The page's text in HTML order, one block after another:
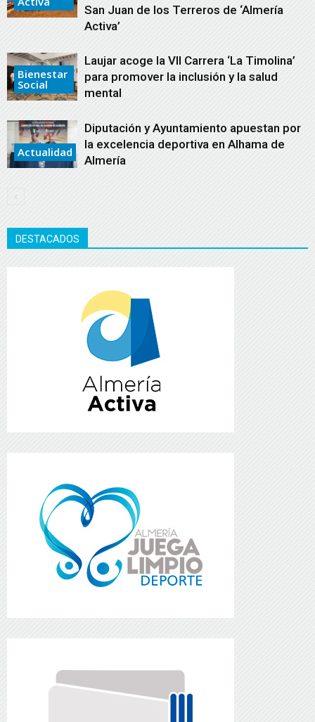
San Juan de los Terreros de ‘Almería
Activa’
Bienestar
Social
Laujar acoge la VII Carrera ‘La Timolina’
para promover la inclusión y la salud
mental
Actualidad
Diputación y Ayuntamiento apuestan por
la excelencia deportiva en Alhama de
Almería
DESTACADOS